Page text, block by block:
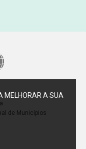
de Municípios